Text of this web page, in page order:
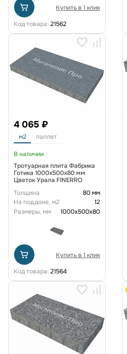
Купить в 1 клик
Код товара: 21562
4 065 ₽
м2 паллет
В наличии
Тротуарная плита Фабрика
Готика 1000x500x80 мм
Цветок Урала FINERRO
Толщина
80 мм
На поддоне, м2
12
Размеры, мм
1000x500x80
Купить в 1 клик
Код товара: 21564